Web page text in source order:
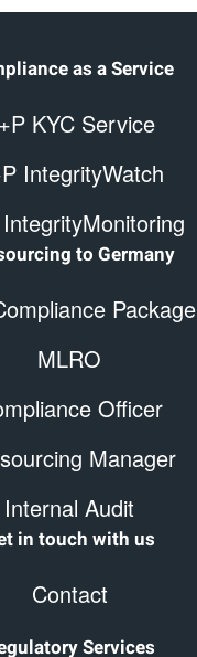
as a Service
KYC Service
IntegrityWatch
to Germany
Package
MLRO
Officer
Manager
Internal Audit
in touch with us
Contact
Services